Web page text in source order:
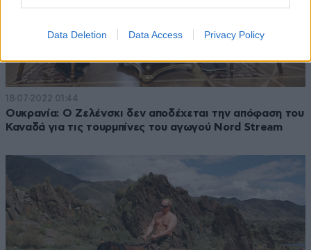
Data Deletion Data Access Privacy Policy
18·07·2022 01:44
Ουκρανία: Ο Ζελένσκι δεν αποδέχεται την απόφαση του
Καναδά για τις τουρμπίνες του αγωγού Nord Stream